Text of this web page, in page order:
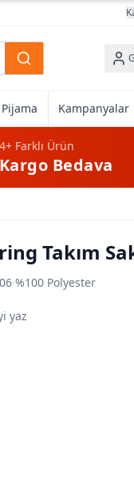
Pijama Kampanyalar
4+Farklı Ürün
Bedava
Takım
·%100 Polyester
yaz